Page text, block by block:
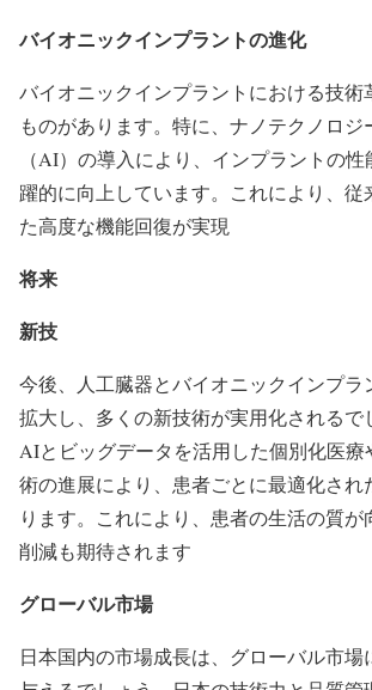
バイオニックインプラントの進化
バイオニックインプラントにおける技術
ものがあります。特に、ナノテクノロジ
（AI）の導入により、インプラントの
躍的に向上しています。これにより、従
た高度な機能回復が実現
将来
新技
今後、人工臓器とバイオニックインプラ
拡大し、多くの新技術が実用化されるで
AIとビッグデータを活用した個別化医療
術の進展により、患者ごとに最適化され
ります。これにより、患者の生活の質
削減も期待されます
グローバル市場
日本国内の市場成長は、グローバル市場